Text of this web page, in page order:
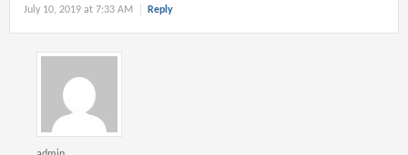
July 10, 2019 at 7:33 AM Reply